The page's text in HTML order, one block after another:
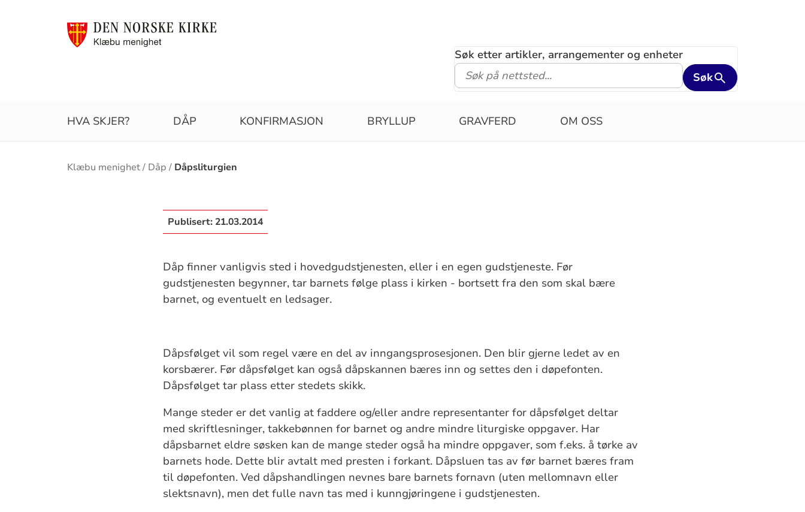
Søk etter artikler, arrangementer og enheter
Søk
HVA SKJER? DÅP KONFIRMASJON BRYLLUP GRAVFERD OM OSS
Brødsmulesti
Klæbu menighet Dåp Dåpsliturgien
Publisert: 21.03.2014
Dåp finner vanligvis sted i hovedgudstjenesten, eller i en egen gudstjeneste. Før
gudstjenesten begynner, tar barnets følge plass i kirken - bortsett fra den som skal bære
barnet, og eventuelt en ledsager.
Dåpsfølget vil som regel være en del av inngangsprosesjonen. Den blir gjerne ledet av en
korsbærer. Før dåpsfølget kan også dåpskannen bæres inn og settes den i døpefonten.
Dåpsfølget tar plass etter stedets skikk.
Mange steder er det vanlig at faddere og/eller andre representanter for dåpsfølget deltar
med skriftlesninger, takkebønnen for barnet og andre mindre liturgiske oppgaver. Har
dåpsbarnet eldre søsken kan de mange steder også ha mindre oppgaver, som f.eks. å tørke av
barnets hode. Dette blir avtalt med presten i forkant. Dåpsluen tas av før barnet bæres fram
til døpefonten. Ved dåpshandlingen nevnes bare barnets fornavn (uten mellomnavn eller
slektsnavn), men det fulle navn tas med i kunngjøringene i gudstjenesten.